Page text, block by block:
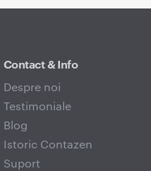
Contact & Info
Despre noi
Testimoniale
Blog
Istoric Contazen
Suport